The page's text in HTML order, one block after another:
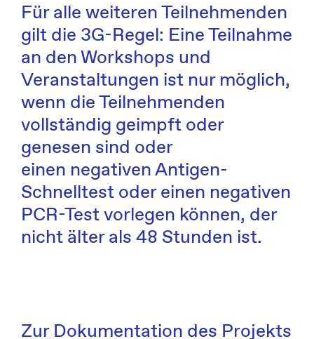
Für alle weiteren Teilnehmenden
gilt die 3G-Regel: Eine Teilnahme
an den Workshops und
Veranstaltungen ist nur möglich,
wenn die Teilnehmenden
vollständig geimpft oder
genesen sind oder
einen negativen Antigen-
Schnelltest oder einen negativen
PCR-Test vorlegen können, der
nicht älter als 48 Stunden ist.
Zur Dokumentation des Projekts